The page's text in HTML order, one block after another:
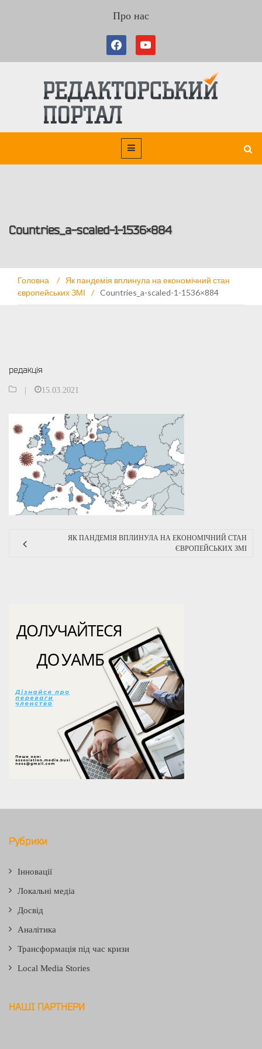
Про нас
Countries_a-scaled-1-1536×884
Головна /
Як пандемія вплинула на економічний стан
європейських ЗМІ
/ Countries_a-scaled-1-1536×884
редакція
15.03.2021
ЯК ПАНДЕМІЯ ВПЛИНУЛА НА ЕКОНОМІЧНИЙ СТАН
ЄВРОПЕЙСЬКИХ ЗМІ
Рубрики
Інновації
Локальні медіа
Досвід
Аналітика
Трансформація під час кризи
Local Media Stories
НАШІ ПАРТНЕРИ